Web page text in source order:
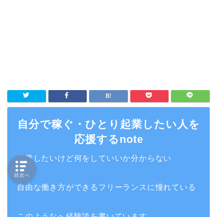
自分で稼ぐ・ひとり起業したい人を
応援するnote
起業したいけど何をしていいか分からない
自由な働き方ができるフリーランスに憧れている
目次へ